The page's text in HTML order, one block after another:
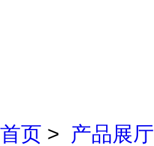
首页 > 产品展厅